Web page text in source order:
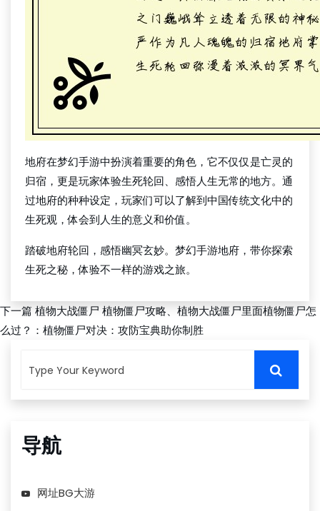
地府在梦幻手游中扮演着重要的角色，它不仅仅是亡灵的
归宿，更是玩家体验生死轮回、感悟人生无常的地方。通
过地府的种种设定，玩家们可以了解到中国传统文化中的
生死观，体会到人生的意义和价值。
踏破地府轮回，感悟幽冥玄妙。梦幻手游地府，带你探索
生死之秘，体验不一样的游戏之旅。
下一篇植物大战僵尸 植物僵尸攻略、植物大战僵尸里面植物僵尸怎
么过？：植物僵尸对决：攻防宝典助你制胜
导航
网址BG大游